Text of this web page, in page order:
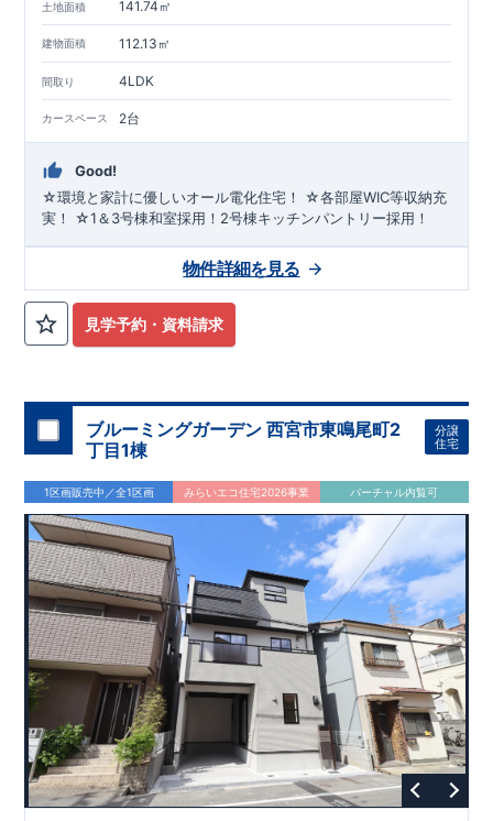
土地面積 141.74㎡
建物面積 112.13㎡
間取り 4LDK
カースペース 2台
Good!
☆環境と家計に優しいオール電化住宅！ ☆各部屋WIC等収納充
実！ ☆1＆3号棟和室採用！2号棟キッチンパントリー採用！
見学予約・資料請求
物件詳細を見る
ブルーミングガーデン 西宮市東鳴尾町2
丁目1棟
分譲
住宅
1区画販売中／全1区画 みらいエコ住宅2026事業 バーチャル内覧可